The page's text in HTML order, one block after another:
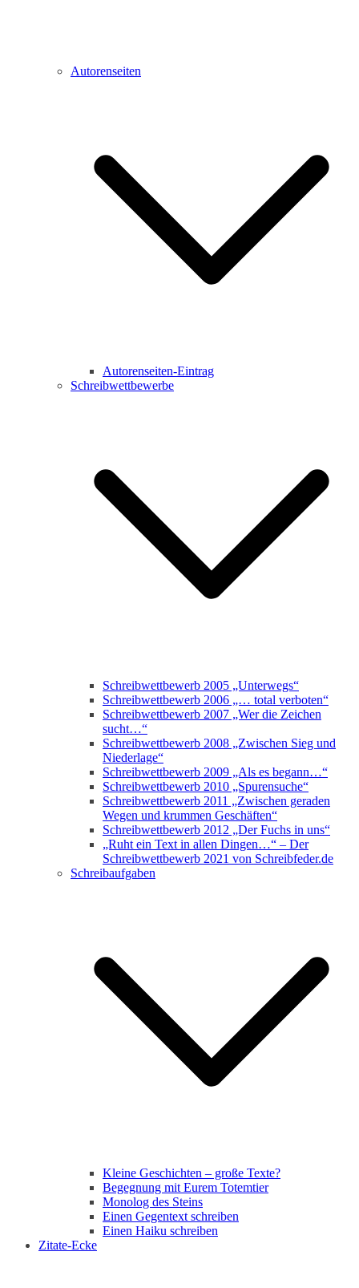
Autorenseiten
Autorenseiten-Eintrag
Schreibwettbewerbe
Schreibwettbewerb 2005 „Unterwegs“
Schreibwettbewerb 2006 „… total verboten“
Schreibwettbewerb 2007 „Wer die Zeichen
sucht…“
Schreibwettbewerb 2008 „Zwischen Sieg und
Niederlage“
Schreibwettbewerb 2009 „Als es begann…“
Schreibwettbewerb 2010 „Spurensuche“
Schreibwettbewerb 2011 „Zwischen geraden
Wegen und krummen Geschäften“
Schreibwettbewerb 2012 „Der Fuchs in uns“
„Ruht ein Text in allen Dingen…“ – Der
Schreibwettbewerb 2021 von Schreibfeder.de
Schreibaufgaben
Kleine Geschichten – große Texte?
Begegnung mit Eurem Totemtier
Monolog des Steins
Einen Gegentext schreiben
Einen Haiku schreiben
Zitate-Ecke